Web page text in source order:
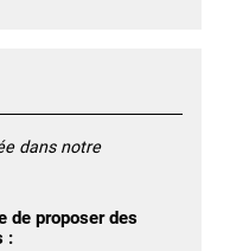
dans notre
de proposer des
: